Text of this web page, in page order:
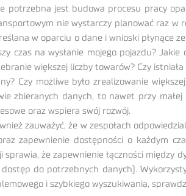
potrzebna jest budowa procesu pracy
nie wystarczy planować raz w
w oparciu o dane i wnioski płynące
czas na wysłanie mojego pojazdu?
większej liczby towarów? Czy
Czy możliwe było zrealizowanie
zbieranych danych, to nawet przy
oraz wspiera swój rozwój.
zauważyć, że w zespołach
zapewnienie dostępności o każdym
sprawia, że zapewnienie łączności między
dostęp do potrzebnych danych).
i szybkiego wyszukiwania,